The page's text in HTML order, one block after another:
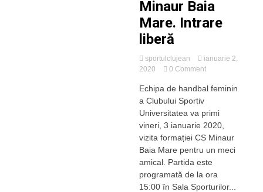
Minaur Baia
Mare. Intrare
liberă
sportulclujean
ianuarie 2,
2020
0 Commenton
pentru
lui
„U”
vineri,
cu
Minaur
Baia
Mare.
Echipa de handbal feminin
a Clubului Sportiv
Universitatea va primi
vineri, 3 ianuarie 2020,
vizita formației CS Minaur
Baia Mare pentru un meci
amical. Partida este
programată de la ora
15:00 în Sala Sporturilor...